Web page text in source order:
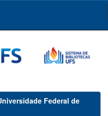
Federal de